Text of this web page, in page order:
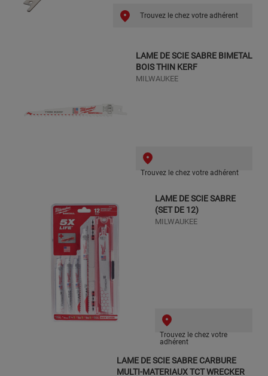
Trouvez le chez votre adhérent
LAME DE SCIE SABRE BIMETAL
BOIS THIN KERF
MILWAUKEE
Trouvez le chez votre adhérent
LAME DE SCIE SABRE
(SET DE 12)
MILWAUKEE
Trouvez le chez votre
adhérent
LAME DE SCIE SABRE CARBURE
MULTI-MATERIAUX TCT WRECKER